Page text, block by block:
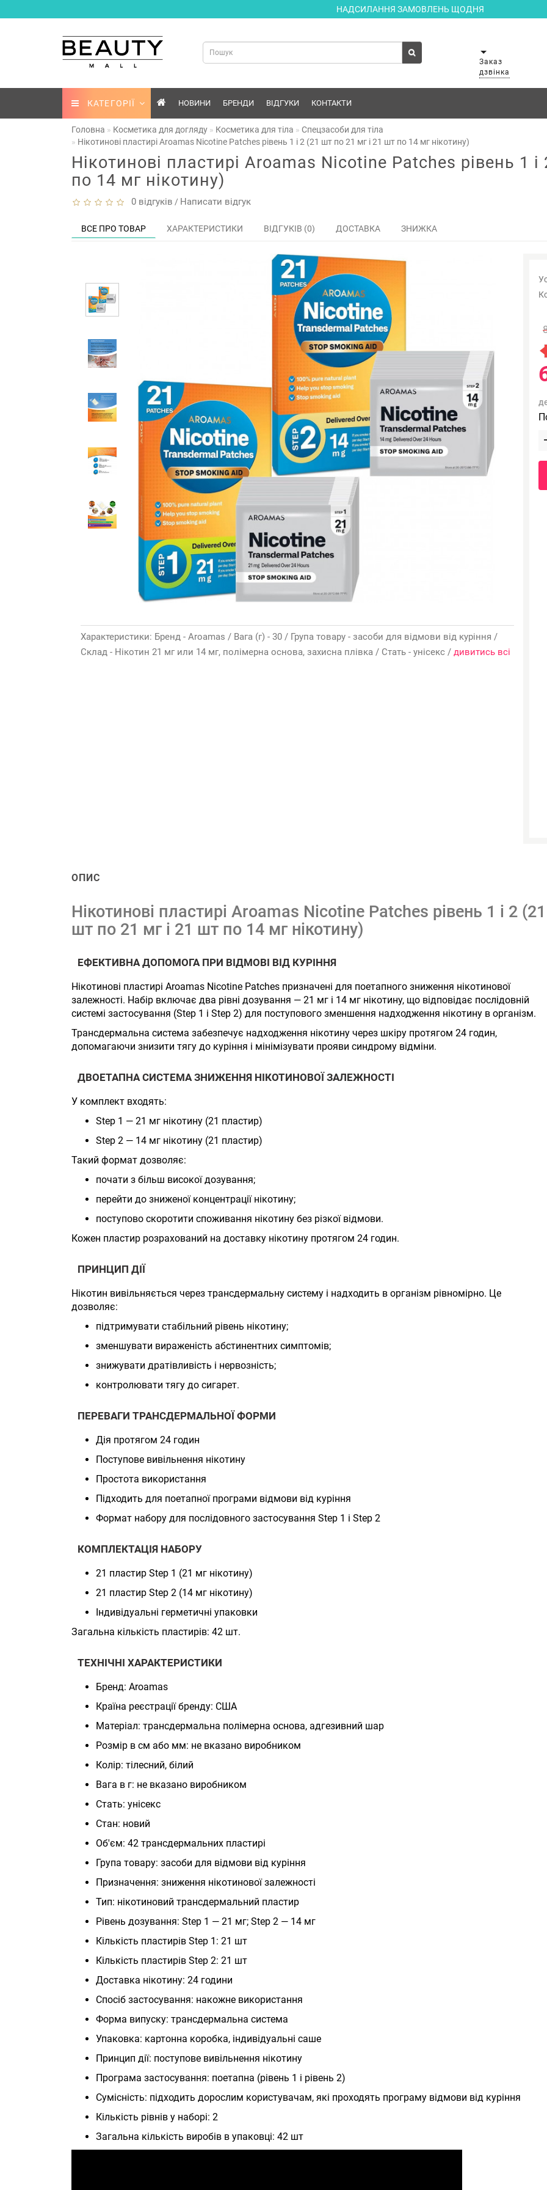
НАДСИЛАННЯ ЗАМОВЛЕНЬ ЩОДНЯ
Заказ
дзвінка
КАТЕГОРІЇ НОВИНИ БРЕНДИ ВІДГУКИ КОНТАКТИ
Головна Косметика для догляду Косметика для тіла
Спецзасоби для тіла
Нікотинові пластирі Aroamas Nicotine Patches рівень 1 і 2 (21 шт по 21 мг і 21 шт по 14 мг нікотину)
Нікотинові пластирі Aroamas Nicotine Patches рівень 1
по 14 мг нікотину)
0 відгуків / Написати відгук
ВСЕ ПРО ТОВАР ХАРАКТЕРИСТИКИ ВІДГУКІВ (0) ДОСТАВКА ЗНИЖКА
Характеристики: Бренд - Aroamas / Вага (г) - 30 / Група товару - засоби для відмови від куріння /
Склад - Нікотин 21 мг или 14 мг, полімерна основа, захисна плівка / Стать - унісекс / дивитись всі
ОПИС
Нікотинові пластирі Aroamas Nicotine Patches рівень 1 і 2 (21
шт по 21 мг і 21 шт по 14 мг нікотину)
ЕФЕКТИВНА ДОПОМОГА ПРИ ВІДМОВІ ВІД КУРІННЯ
Нікотинові пластирі Aroamas Nicotine Patches призначені для поетапного зниження нікотинової
залежності. Набір включає два рівні дозування — 21 мг і 14 мг нікотину, що відповідає послідовній
системі застосування (Step 1 і Step 2) для поступового зменшення надходження нікотину в організм.
Трансдермальна система забезпечує надходження нікотину через шкіру протягом 24 годин,
допомагаючи знизити тягу до куріння і мінімізувати прояви синдрому відміни.
ДВОЕТАПНА СИСТЕМА ЗНИЖЕННЯ НІКОТИНОВОЇ ЗАЛЕЖНОСТІ
У комплект входять:
Step 1 — 21 мг нікотину (21 пластир)
Step 2 — 14 мг нікотину (21 пластир)
Такий формат дозволяє:
почати з більш високої дозування;
перейти до зниженої концентрації нікотину;
поступово скоротити споживання нікотину без різкої відмови.
Кожен пластир розрахований на доставку нікотину протягом 24 годин.
ПРИНЦИП ДІЇ
Нікотин вивільняється через трансдермальну систему і надходить в організм рівномірно. Це
дозволяє:
підтримувати стабільний рівень нікотину;
зменшувати вираженість абстинентних симптомів;
знижувати дратівливість і нервозність;
контролювати тягу до сигарет.
ПЕРЕВАГИ ТРАНСДЕРМАЛЬНОЇ ФОРМИ
Дія протягом 24 годин
Поступове вивільнення нікотину
Простота використання
Підходить для поетапної програми відмови від куріння
Формат набору для послідовного застосування Step 1 і Step 2
КОМПЛЕКТАЦІЯ НАБОРУ
21 пластир Step 1 (21 мг нікотину)
21 пластир Step 2 (14 мг нікотину)
Індивідуальні герметичні упаковки
Загальна кількість пластирів: 42 шт.
ТЕХНІЧНІ ХАРАКТЕРИСТИКИ
Бренд: Aroamas
Країна реєстрації бренду: США
Матеріал: трансдермальна полімерна основа, адгезивний шар
Розмір в см або мм: не вказано виробником
Колір: тілесний, білий
Вага в г: не вказано виробником
Стать: унісекс
Стан: новий
Об'єм: 42 трансдермальних пластирі
Група товару: засоби для відмови від куріння
Призначення: зниження нікотинової залежності
Тип: нікотиновий трансдермальний пластир
Рівень дозування: Step 1 — 21 мг; Step 2 — 14 мг
Кількість пластирів Step 1: 21 шт
Кількість пластирів Step 2: 21 шт
Доставка нікотину: 24 години
Спосіб застосування: накожне використання
Форма випуску: трансдермальна система
Упаковка: картонна коробка, індивідуальні саше
Принцип дії: поступове вивільнення нікотину
Програма застосування: поетапна (рівень 1 і рівень 2)
Сумісність: підходить дорослим користувачам, які проходять програму відмови від куріння
Кількість рівнів у наборі: 2
Загальна кількість виробів в упаковці: 42 шт